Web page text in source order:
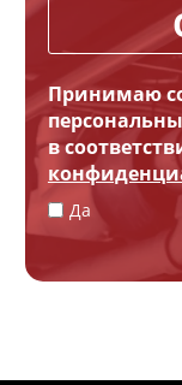
Принимаю
в
Да